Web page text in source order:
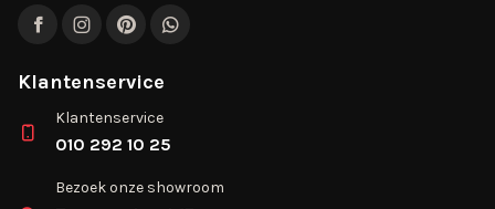
FacebookInstagram
PinterestWhatsApp
Klantenservice
Klantenservice
010 292 10 25
Bezoek onze showroom